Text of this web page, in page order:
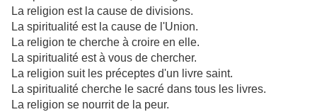
La religion est la cause de divisions.
La spiritualité est la cause de l'Union.
La religion te cherche à croire en elle.
La spiritualité est à vous de chercher.
La religion suit les préceptes d'un livre saint.
La spiritualité cherche le sacré dans tous les livres.
La religion se nourrit de la peur.